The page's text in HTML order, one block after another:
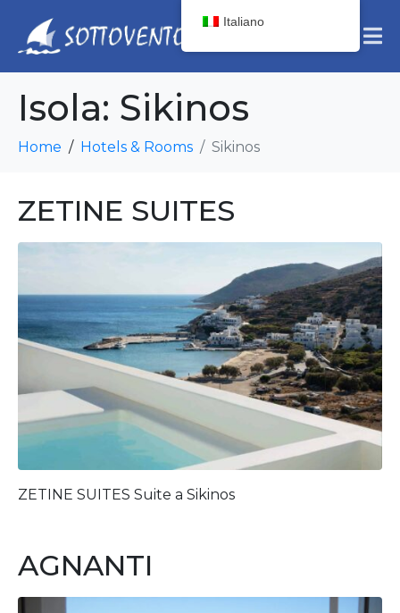
Isola: Sikinos
Home Hotels & Rooms Sikinos
ZETINE SUITES
ZETINE SUITES Suite a Sikinos
AGNANTI
Italiano